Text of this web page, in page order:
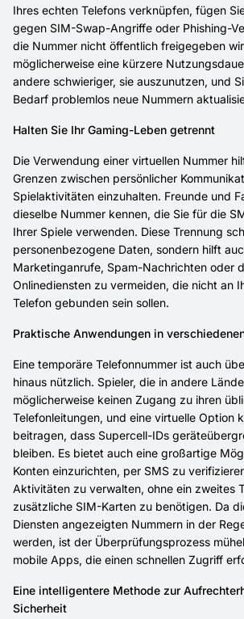
Ihres echten Telefons verknüpfen, fügen
gegen SIM-Swap-Angriffe oder Phishing-
die Nummer nicht öffentlich freigegeben
möglicherweise eine kürzere
andere schwieriger, sie auszunutzen, und
Bedarf problemlos neue Nummern
Halten Sie Ihr Gaming-Leben getrennt
Die Verwendung einer virtuellen Nummer
Grenzen zwischen persönlicher
Spielaktivitäten einzuhalten. Freunde und
dieselbe Nummer kennen, die Sie für die
Ihrer Spiele verwenden. Diese Trennung
personenbezogene Daten, sondern hilft
Marketinganrufe, Spam-Nachrichten oder
Onlinediensten zu vermeiden, die nicht an
Telefon gebunden sein sollen.
Praktische Anwendungen in
Eine temporäre Telefonnummer ist auch
hinaus nützlich. Spieler, die in andere
möglicherweise keinen Zugang zu ihren
Telefonleitungen, und eine virtuelle Option
beitragen, dass Supercell-IDs
bleiben. Es bietet auch eine großartige
Konten einzurichten, per SMS zu
Aktivitäten zu verwalten, ohne ein zweites
zusätzliche SIM-Karten zu benötigen. Da
Diensten angezeigten Nummern in der
werden, ist der Überprüfungsprozess
mobile Apps, die einen schnellen Zugriff
Eine intelligentere Methode zur
Sicherheit